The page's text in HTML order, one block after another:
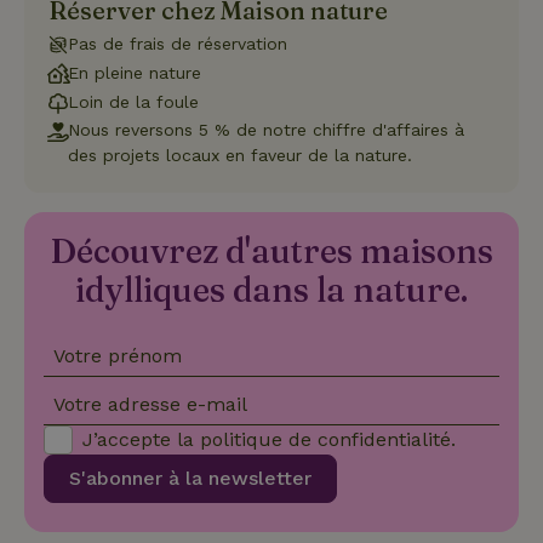
Réserver chez Maison nature
Pas de frais de réservation
En pleine nature
Loin de la foule
Nous reversons 5 % de notre chiffre d'affaires à
des projets locaux en faveur de la nature.
Découvrez d'autres maisons
idylliques dans la nature.
Votre prénom
Votre adresse e-mail
S'abonner à la newsletter
J’accepte la politique de confidentialité.
Les cookies strictement nécessaires habilitent des
fonctionnalités de base du site Web telles que la connexion
des utilisateurs et la gestion des comptes. Le site Web ne
peut pas être utilisé correctement sans les cookies
strictement nécessaires.
Nom
Domaine
Expiration Description
pour
en matière
que la